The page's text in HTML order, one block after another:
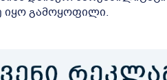
იყო გამოყოფილი.